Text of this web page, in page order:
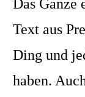
Das Ganze
Text aus
Ding und
haben.